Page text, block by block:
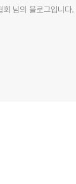
회 님의 블로그입니다.